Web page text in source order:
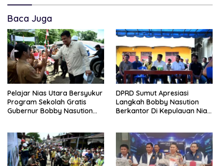
Baca Juga
Pelajar Nias Utara Bersyukur
Program Sekolah Gratis
Gubernur Bobby Nasution
DPRD Sumut Apresiasi
Langkah Bobby Nasution
Berkantor Di Kepulauan Nias,